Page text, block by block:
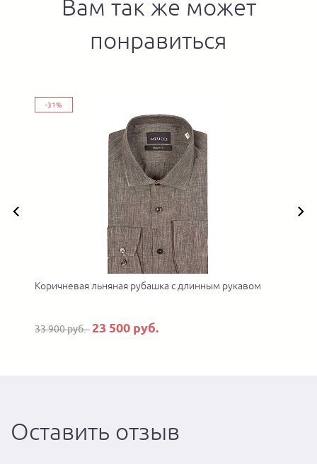
Вам так же может
понравиться
-31%
Коричневая льняная рубашка с длинным рукавом
33 900 руб. 23 500 руб.
Оставить отзыв